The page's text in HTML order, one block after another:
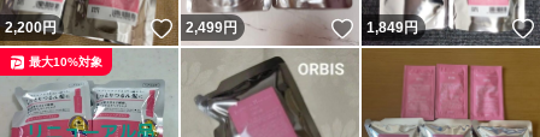
2,200円 いいね！
2,499円 いいね！
1,849円
最大10%対象